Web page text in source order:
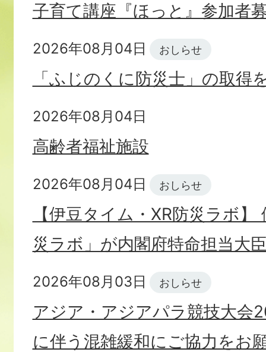
子育て講座『ほっと』参加者
2026年08月04日 おしらせ
「ふじのくに防災士」の取得
2026年08月04日
高齢者福祉施設
2026年08月04日 おしらせ
【伊豆タイム・XR防災ラボ】
災ラボ」が内閣府特命担当大
2026年08月03日 おしらせ
アジア・アジアパラ競技大会
に伴う混雑緩和にご協力をお